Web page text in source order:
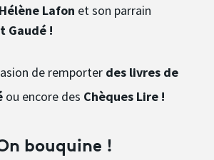
Lafon et son parrain
Gaudé !
de remporter des livres de
ou encore des Chèques Lire !
bouquine !